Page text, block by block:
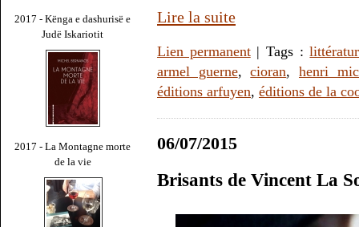
2017 - Kënga e dashurisë e
Judë Iskariotit
2017 - La Montagne morte
de la vie
Lire la suite
Lien permanent| Tags :
armel guerne,cioran, henri
éditions arfuyen, éditions de la
06/07/2015
Brisants de Vincent La